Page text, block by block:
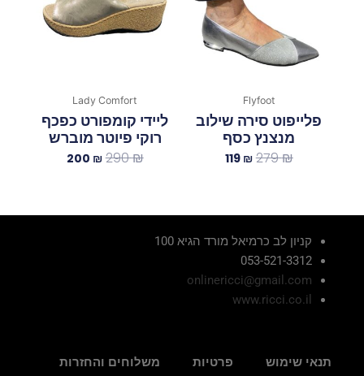
Flyfoot
פלייפוט סירה שילוב
מנצנץ כסף
279₪
119 ₪
Lady Comfort
ליידי קומפורט כפכף
רוקי פיוטר מוברש
290₪
200 ₪
קניון לב כרמיאל מורד הגיא 100
053-521-3312
onlinericci@gmail.com
www.ricci.co.il
תנאי שימוש פרטיות משלוחים והחזרות